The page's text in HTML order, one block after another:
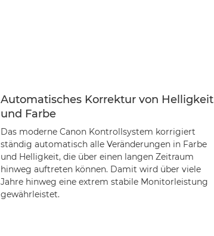
Automatisches Korrektur von Helligkeit
und Farbe
Das moderne Canon Kontrollsystem korrigiert
ständig automatisch alle Veränderungen in Farbe
und Helligkeit, die über einen langen Zeitraum
hinweg auftreten können. Damit wird über viele
Jahre hinweg eine extrem stabile Monitorleistung
gewährleistet.